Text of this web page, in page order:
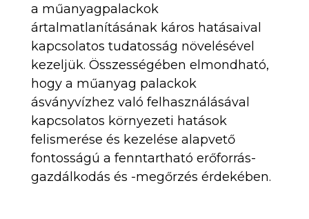
a műanyagpalackok
ártalmatlanításának káros hatásaival
kapcsolatos tudatosság növelésével
kezeljük. Összességében elmondható,
hogy a műanyag palackok
ásványvízhez való felhasználásával
kapcsolatos környezeti hatások
felismerése és kezelése alapvető
fontosságú a fenntartható erőforrás-
gazdálkodás és -megőrzés érdekében.